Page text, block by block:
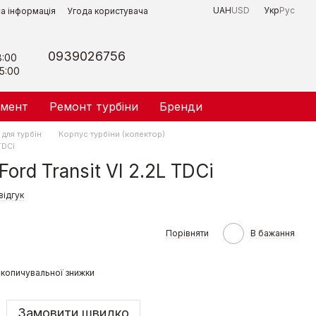
інформація Угода користувача UAHUSD УкрРус
0939026756
Ремонт турбіни Бренди
турбін
Корпус турбіни (колектор)
Transit VI 2.2L TDCi
Порівняти В бажання
знижки
Замовити швидко